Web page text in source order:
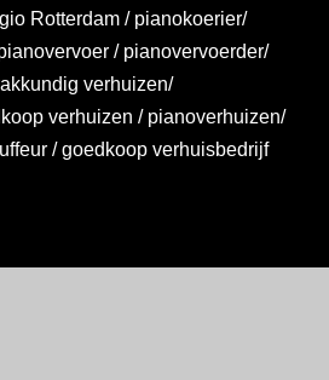
Rotterdam / pianokoerier/
/ pianovervoerder/
verhuizen/
verhuizen / pianoverhuizen/
/ goedkoop verhuisbedrijf